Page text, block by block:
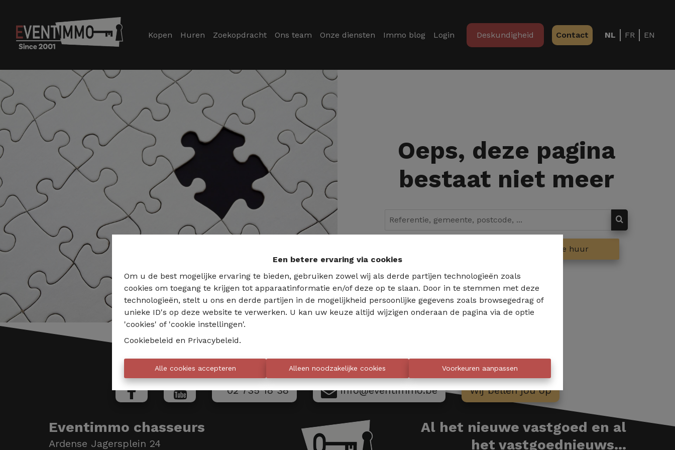
Een betere ervaring via cookies
Om u de best mogelijke ervaring te bieden, gebruiken zowel wij als derde partijen technologieën zoals
cookies om toegang te krijgen tot apparaatinformatie en/of deze op te slaan. Door in te stemmen met deze
technologieën, stelt u ons en derde partijen in de mogelijkheid persoonlijke gegevens zoals browsegedrag of
unieke ID's op deze website te verwerken. U kan uw keuze altijd wijzigen onderaan de pagina via de optie
'cookies' of 'cookie instellingen'.
Cookiebeleid en Privacybeleid.
Alle cookies accepteren Alleen noodzakelijke cookies Voorkeuren aanpassen
Kopen Huren Zoekopdracht Ons team Onze diensten Immo blog Login Deskundigheid Contact NL FR EN
Oeps, deze pagina
bestaat niet meer
Te huur
02 735 18 38 info@eventimmo.be Wij bellen jou op
Eventimmo chasseurs
Ardense Jagersplein 24
Al het nieuwe vastgoed en al
het vastgoednieuws...